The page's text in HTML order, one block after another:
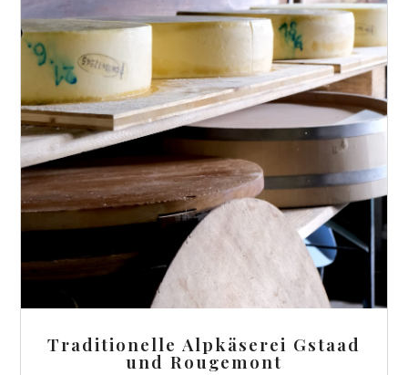
Traditionelle Alpkäserei Gstaad
und Rougemont